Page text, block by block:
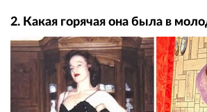
2. Какая горячая она была в